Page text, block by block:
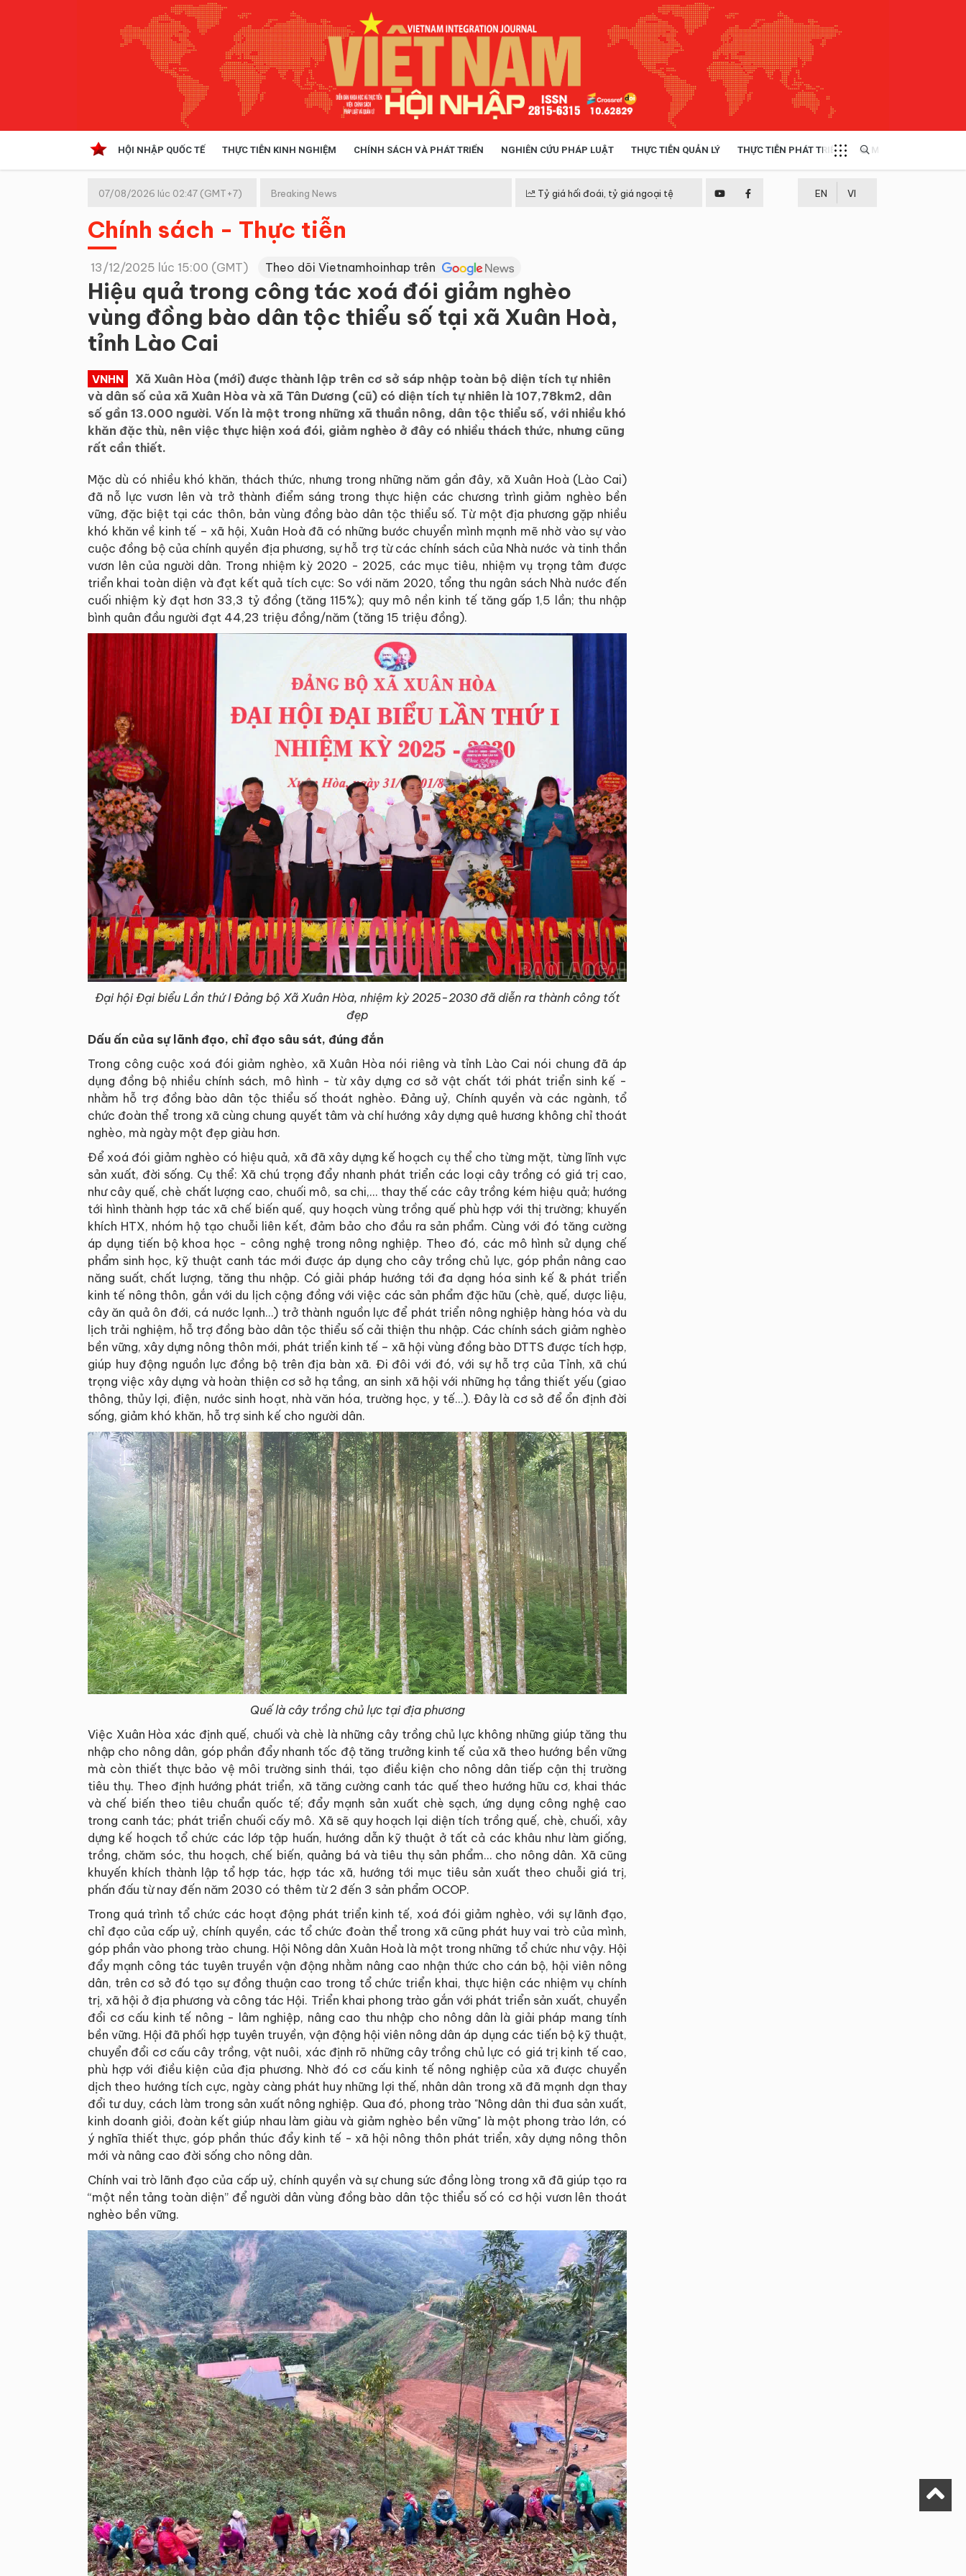
HỘI NHẬP QUỐC TẾ THỰC TIỄN KINH NGHIỆM CHÍNH SÁCH VÀ PHÁT TRIỂN NGHIÊN CỨU PHÁP LUẬT THỰC TIỄN QUẢN LÝ THỰC TIỄN PHÁT TRIỂN MULTIMEDIA
Kinh tế hội nhập
Doanh nghiệp
07/08/2026 lúc 02:47 (GMT+7) Breaking News Tỷ giá hối đoái, tỷ giá ngoại tệ EN VI
Chính sách - Thực tiễn
13/12/2025 lúc 15:00 (GMT) Theo dõi Vietnamhoinhap trên
Hiệu quả trong công tác xoá đói giảm nghèo
vùng đồng bào dân tộc thiểu số tại xã Xuân Hoà,
tỉnh Lào Cai
VNHN
Xã Xuân Hòa (mới) được thành lập trên cơ sở sáp nhập toàn bộ diện tích tự nhiên
và dân số của xã Xuân Hòa và xã Tân Dương (cũ) có diện tích tự nhiên là 107,78km2, dân
số gần 13.000 người. Vốn là một trong những xã thuần nông, dân tộc thiểu số, với nhiều khó
khăn đặc thù, nên việc thực hiện xoá đói, giảm nghèo ở đây có nhiều thách thức, nhưng cũng
rất cần thiết.
Mặc dù có nhiều khó khăn, thách thức, nhưng trong những năm gần đây, xã Xuân Hoà (Lào Cai)
đã nỗ lực vươn lên và trở thành điểm sáng trong thực hiện các chương trình giảm nghèo bền
vững, đặc biệt tại các thôn, bản vùng đồng bào dân tộc thiểu số. Từ một địa phương gặp nhiều
khó khăn về kinh tế – xã hội, Xuân Hoà đã có những bước chuyển mình mạnh mẽ nhờ vào sự vào
cuộc đồng bộ của chính quyền địa phương, sự hỗ trợ từ các chính sách của Nhà nước và tinh thần
vươn lên của người dân. Trong nhiệm kỳ 2020 - 2025, các mục tiêu, nhiệm vụ trọng tâm được
triển khai toàn diện và đạt kết quả tích cực: So với năm 2020, tổng thu ngân sách Nhà nước đến
cuối nhiệm kỳ đạt hơn 33,3 tỷ đồng (tăng 115%); quy mô nền kinh tế tăng gấp 1,5 lần; thu nhập
bình quân đầu người đạt 44,23 triệu đồng/năm (tăng 15 triệu đồng).
Đại hội Đại biểu Lần thứ I Đảng bộ Xã Xuân Hòa, nhiệm kỳ 2025-2030 đã diễn ra thành công tốt
đẹp
Dấu ấn của sự lãnh đạo, chỉ đạo sâu sát, đúng đắn
Trong công cuộc xoá đói giảm nghèo, xã Xuân Hòa nói riêng và tỉnh Lào Cai nói chung đã áp
dụng đồng bộ nhiều chính sách, mô hình - từ xây dựng cơ sở vật chất tới phát triển sinh kế -
nhằm hỗ trợ đồng bào dân tộc thiểu số thoát nghèo. Đảng uỷ, Chính quyền và các ngành, tổ
chức đoàn thể trong xã cùng chung quyết tâm và chí hướng xây dựng quê hương không chỉ thoát
nghèo, mà ngày một đẹp giàu hơn.
Để xoá đói giảm nghèo có hiệu quả, xã đã xây dựng kế hoạch cụ thể cho từng mặt, từng lĩnh vực
sản xuất, đời sống. Cụ thể: Xã chú trọng đẩy nhanh phát triển các loại cây trồng có giá trị cao,
như cây quế, chè chất lượng cao, chuối mô, sa chi,… thay thế các cây trồng kém hiệu quả; hướng
tới hình thành hợp tác xã chế biến quế, quy hoạch vùng trồng quế phù hợp với thị trường; khuyến
khích HTX, nhóm hộ tạo chuỗi liên kết, đảm bảo cho đầu ra sản phẩm. Cùng với đó tăng cường
áp dụng tiến bộ khoa học - công nghệ trong nông nghiệp. Theo đó, các mô hình sử dụng chế
phẩm sinh học, kỹ thuật canh tác mới được áp dụng cho cây trồng chủ lực, góp phần nâng cao
năng suất, chất lượng, tăng thu nhập. Có giải pháp hướng tới đa dạng hóa sinh kế & phát triển
kinh tế nông thôn, gắn với du lịch cộng đồng với việc các sản phẩm đặc hữu (chè, quế, dược liệu,
cây ăn quả ôn đới, cá nước lạnh…) trở thành nguồn lực để phát triển nông nghiệp hàng hóa và du
lịch trải nghiệm, hỗ trợ đồng bào dân tộc thiểu số cải thiện thu nhập. Các chính sách giảm nghèo
bền vững, xây dựng nông thôn mới, phát triển kinh tế – xã hội vùng đồng bào DTTS được tích hợp,
giúp huy động nguồn lực đồng bộ trên địa bàn xã. Đi đôi với đó, với sự hỗ trợ của Tỉnh, xã chú
trọng việc xây dựng và hoàn thiện cơ sở hạ tầng, an sinh xã hội với những hạ tầng thiết yếu (giao
thông, thủy lợi, điện, nước sinh hoạt, nhà văn hóa, trường học, y tế…). Đây là cơ sở để ổn định đời
sống, giảm khó khăn, hỗ trợ sinh kế cho người dân.
Quế là cây trồng chủ lực tại địa phương
Việc Xuân Hòa xác định quế, chuối và chè là những cây trồng chủ lực không những giúp tăng thu
nhập cho nông dân, góp phần đẩy nhanh tốc độ tăng trưởng kinh tế của xã theo hướng bền vững
mà còn thiết thực bảo vệ môi trường sinh thái, tạo điều kiện cho nông dân tiếp cận thị trường
tiêu thụ. Theo định hướng phát triển, xã tăng cường canh tác quế theo hướng hữu cơ, khai thác
và chế biến theo tiêu chuẩn quốc tế; đẩy mạnh sản xuất chè sạch, ứng dụng công nghệ cao
trong canh tác; phát triển chuối cấy mô. Xã sẽ quy hoạch lại diện tích trồng quế, chè, chuối, xây
dựng kế hoạch tổ chức các lớp tập huấn, hướng dẫn kỹ thuật ở tất cả các khâu như làm giống,
trồng, chăm sóc, thu hoạch, chế biến, quảng bá và tiêu thụ sản phẩm… cho nông dân. Xã cũng
khuyến khích thành lập tổ hợp tác, hợp tác xã, hướng tới mục tiêu sản xuất theo chuỗi giá trị,
phấn đấu từ nay đến năm 2030 có thêm từ 2 đến 3 sản phẩm OCOP.
Trong quá trình tổ chức các hoạt động phát triển kinh tế, xoá đói giảm nghèo, với sự lãnh đạo,
chỉ đạo của cấp uỷ, chính quyền, các tổ chức đoàn thể trong xã cũng phát huy vai trò của mình,
góp phần vào phong trào chung. Hội Nông dân Xuân Hoà là một trong những tổ chức như vậy. Hội
đẩy mạnh công tác tuyên truyền vận động nhằm nâng cao nhận thức cho cán bộ, hội viên nông
dân, trên cơ sở đó tạo sự đồng thuận cao trong tổ chức triển khai, thực hiện các nhiệm vụ chính
trị, xã hội ở địa phương và công tác Hội. Triển khai phong trào gắn với phát triển sản xuất, chuyển
đổi cơ cấu kinh tế nông - lâm nghiệp, nâng cao thu nhập cho nông dân là giải pháp mang tính
bền vững. Hội đã phối hợp tuyên truyền, vận động hội viên nông dân áp dụng các tiến bộ kỹ thuật,
chuyển đổi cơ cấu cây trồng, vật nuôi, xác định rõ những cây trồng chủ lực có giá trị kinh tế cao,
phù hợp với điều kiện của địa phương. Nhờ đó cơ cấu kinh tế nông nghiệp của xã được chuyển
dịch theo hướng tích cực, ngày càng phát huy những lợi thế, nhân dân trong xã đã mạnh dạn thay
đổi tư duy, cách làm trong sản xuất nông nghiệp. Qua đó, phong trào "Nông dân thi đua sản xuất,
kinh doanh giỏi, đoàn kết giúp nhau làm giàu và giảm nghèo bền vững" là một phong trào lớn, có
ý nghĩa thiết thực, góp phần thúc đẩy kinh tế - xã hội nông thôn phát triển, xây dựng nông thôn
mới và nâng cao đời sống cho nông dân.
Chính vai trò lãnh đạo của cấp uỷ, chính quyền và sự chung sức đồng lòng trong xã đã giúp tạo ra
“một nền tảng toàn diện” để người dân vùng đồng bào dân tộc thiểu số có cơ hội vươn lên thoát
nghèo bền vững.